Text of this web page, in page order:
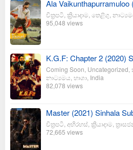
Ala
චිත්‍රපටි ක්‍රියාදාම තෙළිගු
95,048 views
K.G.F: Chapter 2 (2020)
Coming Soon Uncategorized
නාට්‍යමය භාශා India
82,078 views
Master (2021) Sinhala
චිත්‍රපටි අභිරහස් ක්‍රියාදාම
72,665 views